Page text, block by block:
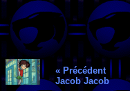
« Précédent
Jacob Jacob